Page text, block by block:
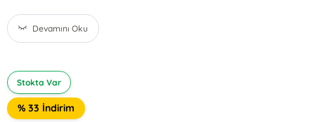
Devamını Oku
Stokta Var
% 33 İndirim